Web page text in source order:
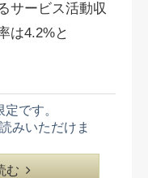
サービス活動収
は4.2%と
です。
みいただけま
む